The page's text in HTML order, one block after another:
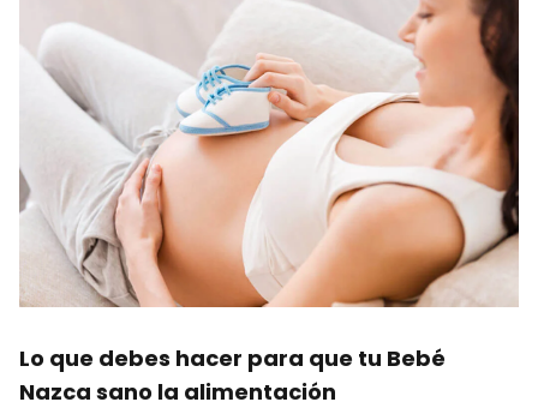
Lo que debes hacer para que tu Bebé
Nazca sano la alimentación